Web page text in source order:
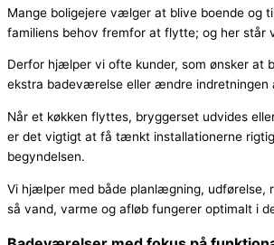
Mange boligejere vælger at blive boende og
familiens behov fremfor at flytte; og her står
Derfor hjælper vi ofte kunder, som ønsker at
ekstra badeværelse eller ændre indretningen
Når et køkken flyttes, bryggerset udvides
er det vigtigt at få tænkt installationerne
begyndelsen.
Vi hjælper med både planlægning, udførelse,
så vand, varme og afløb fungerer optimalt i